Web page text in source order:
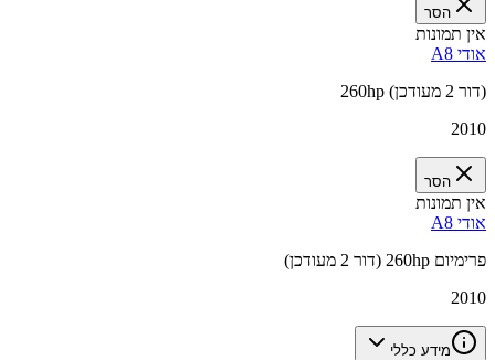
הסר
אין תמונות
אודי A8
260hp (דור 2 מעודכן)
2010
הסר
אין תמונות
אודי A8
פרימיום 260hp (דור 2 מעודכן)
2010
מידע כללי